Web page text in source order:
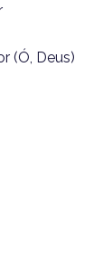
(Ó, Deus)